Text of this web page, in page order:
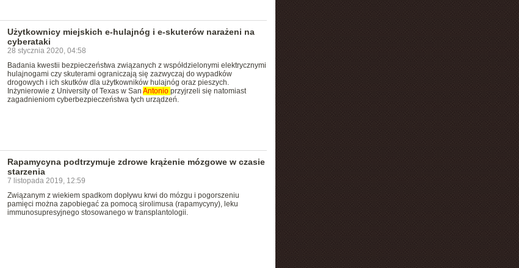
Użytkownicy miejskich e-hulajnóg i e-skuterów narażeni na
cyberataki
28 stycznia 2020, 04:58
Badania kwestii bezpieczeństwa związanych z współdzielonymi elektrycznymi
hulajnogami czy skuterami ograniczają się zazwyczaj do wypadków
drogowych i ich skutków dla użytkowników hulajnóg oraz pieszych.
Inżynierowie z University of Texas w San Antonio przyjrzeli się natomiast
zagadnieniom cyberbezpieczeństwa tych urządzeń.
Rapamycyna podtrzymuje zdrowe krążenie mózgowe w czasie
starzenia
7 listopada 2019, 12:59
Związanym z wiekiem spadkom dopływu krwi do mózgu i pogorszeniu
pamięci można zapobiegać za pomocą sirolimusa (rapamycyny), leku
immunosupresyjnego stosowanego w transplantologii.